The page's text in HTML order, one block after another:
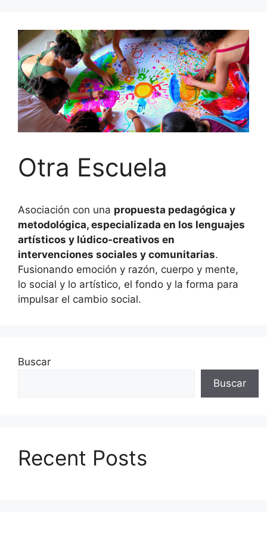
Otra Escuela
Asociación con una propuesta pedagógica y
metodológica, especializada en los lenguajes
artísticos y lúdico-creativos en
intervenciones sociales y comunitarias.
Fusionando emoción y razón, cuerpo y mente,
lo social y lo artístico, el fondo y la forma para
impulsar el cambio social.
Buscar
Buscar
Recent Posts